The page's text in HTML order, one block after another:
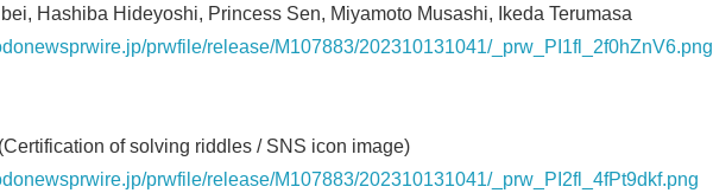
Hashiba Hideyoshi, Princess Sen, Miyamoto Musashi, Ikeda Terumasa
prwfile/release/M107883/202310131041/_prw_PI1fl_2f0hZnV6.png
of solving riddles / SNS icon image)
prwfile/release/M107883/202310131041/_prw_PI2fl_4fPt9dkf.png